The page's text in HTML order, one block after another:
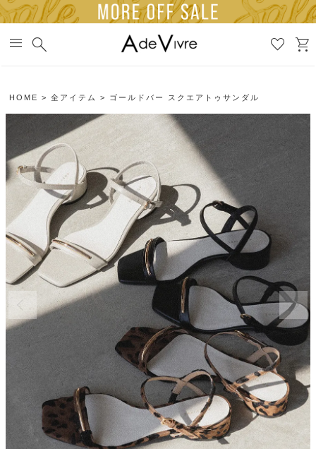
menu search favorite shopping_cart
HOME 全アイテム ゴールドバー スクエアトゥサンダル